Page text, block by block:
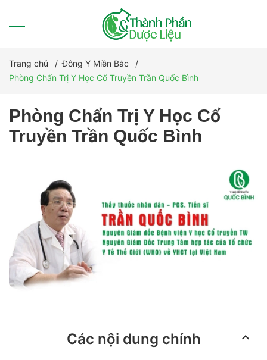
Trang chủ / Đông Y Miền Bắc
/
Phòng Chẩn Trị Y Học Cổ Truyền Trần Quốc Bình
Phòng Chẩn Trị Y Học Cổ
Truyền Trần Quốc Bình
Các nội dung chính